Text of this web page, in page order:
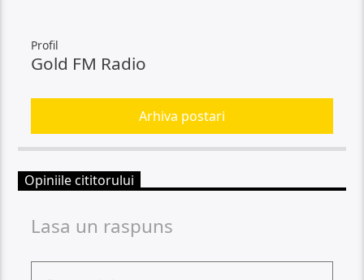
Profil
Gold FM Radio
Arhiva postari
Opiniile cititorului
Lasa un raspuns